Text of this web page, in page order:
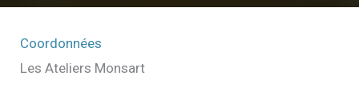
Coordonnées
Les Ateliers Monsart